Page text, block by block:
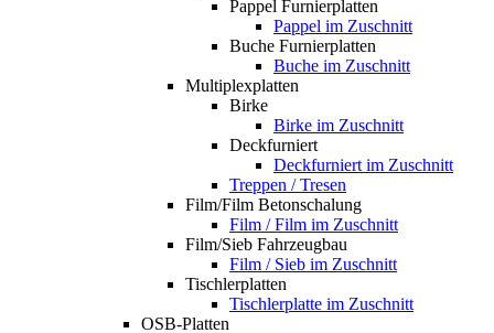
Pappel Furnierplatten
Pappel im Zuschnitt
Buche Furnierplatten
Buche im Zuschnitt
Multiplexplatten
Birke
Birke im Zuschnitt
Deckfurniert
Deckfurniert im Zuschnitt
Treppen / Tresen
Film/Film Betonschalung
Film / Film im Zuschnitt
Film/Sieb Fahrzeugbau
Film / Sieb im Zuschnitt
Tischlerplatten
Tischlerplatte im Zuschnitt
OSB-Platten